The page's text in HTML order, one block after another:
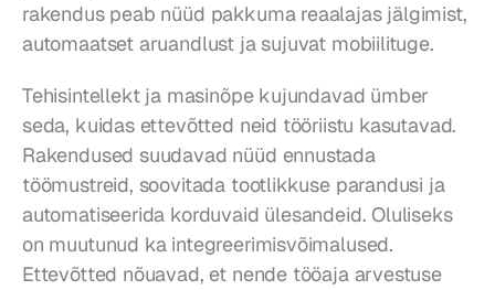
rakendus peab nüüd pakkuma reaalajas jälgimist,
automaatset aruandlust ja sujuvat mobiilituge.
Tehisintellekt ja masinõpe kujundavad ümber
seda, kuidas ettevõtted neid tööriistu kasutavad.
Rakendused suudavad nüüd ennustada
töömustreid, soovitada tootlikkuse parandusi ja
automatiseerida korduvaid ülesandeid. Oluliseks
on muutunud ka integreerimisvõimalused.
Ettevõtted nõuavad, et nende tööaja arvestuse